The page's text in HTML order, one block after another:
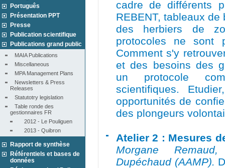
Português
Présentation PPT
Presse
Publication scientifique
Publications grand public
MAIA Publications
Miscellaneous
MPA Management Plans
Newsletters & Press
Releases
Statutotry legislation
Table ronde des
gestionnaires FR
2012 - Le Pouliguen
2013 - Quibron
Rapport de synthèse
Référentiels et bases de
données
cadre de différents
REBENT, tableaux
des herbiers de
protocoles ne sont
Comment s'y
et des besoins des
un protocole
scientifiques.
opportunités de
des plongeurs
Atelier 2 : Mesures
Morgane
Dupéchaud (AAMP).